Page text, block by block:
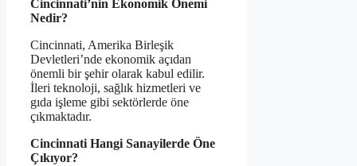
Cincinnati’nin Ekonomik Önemi
Nedir?
Cincinnati, Amerika Birleşik
Devletleri’nde ekonomik açıdan
önemli bir şehir olarak kabul edilir.
İleri teknoloji, sağlık hizmetleri ve
gıda işleme gibi sektörlerde öne
çıkmaktadır.
Cincinnati Hangi Sanayilerde Öne
Çıkıyor?